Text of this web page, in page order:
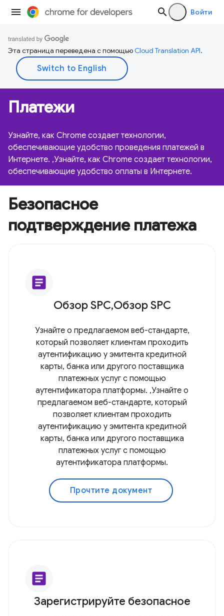
Войти
Эта страница переведена с помощьюCloud Translation API.
Платежи
Узнайте, как Chrome создает технологии,
обеспечивающие удобство проведения платежей в
Интернете. ,Узнайте, как Chrome создает технологии,
обеспечивающие удобство оплаты в Интернете.
Безопасное
подтверждение платежа
article
Обзор SPC,Обзор SPC
Узнайте о предлагаемом веб-стандарте,
который позволяет клиентам проходить
аутентификацию у эмитента кредитной
карты, банка или другого поставщика
платежных услуг с помощью
аутентификатора платформы. ,Узнайте о
предлагаемом веб-стандарте, который
позволяет клиентам проходить
аутентификацию у эмитента кредитной
карты, банка или другого поставщика
платежных услуг с помощью
аутентификатора платформы.
Прочтите документ
article
Зарегистрируйте безопасное